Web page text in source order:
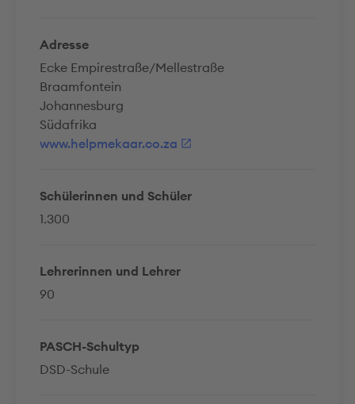
Adresse
Ecke Empirestraße/Mellestraße
Braamfontein
Johannesburg
Südafrika
www.helpmekaar.co.za
Schülerinnen und Schüler
1.300
Lehrerinnen und Lehrer
90
PASCH-Schultyp
DSD-Schule